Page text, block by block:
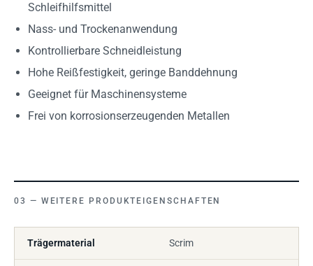
Schleifhilfsmittel
Nass- und Trockenanwendung
Kontrollierbare Schneidleistung
Hohe Reißfestigkeit, geringe Banddehnung
Geeignet für Maschinensysteme
Frei von korrosionserzeugenden Metallen
WEITERE PRODUKTEIGENSCHAFTEN
Trägermaterial Scrim